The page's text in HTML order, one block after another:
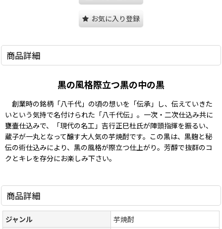
お気に入り登録
商品詳細
黒の風格際立つ黒の中の黒
創業時の銘柄「八千代」の頃の想いを「伝承」し、伝えていきた
いという気持で名付けられた「八千代伝」。一次・二次仕込み共に
甕壷仕込みで、「現代の名工」吉行正巳杜氏が陣頭指揮を振るい、
蔵子が一丸となって醸す大人気の芋焼酎です。この黒は、黒麹と秘
伝の術仕込みにより、黒の風格が際立つ仕上がり。芳醇で抜群のコ
クとキレを存分にお楽しみ下さい。
商品詳細
ジャンル
芋焼酎